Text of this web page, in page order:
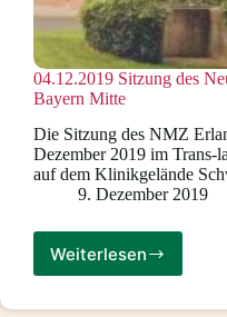
04.12.2019 Sitzung des
Bayern Mitte
Die Sitzung des NMZ
Dezember 2019 im Trans-
auf dem Klinikgelände
9. Dezember 2019
Weiterlesen04.12.2019
des